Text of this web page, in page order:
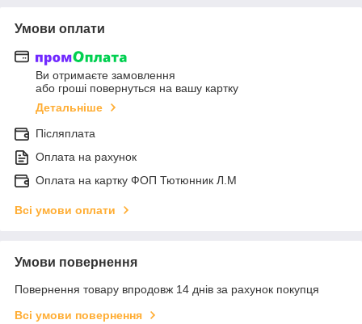
Умови оплати
Ви отримаєте замовлення
або гроші повернуться на вашу картку
Детальніше
Післяплата
Оплата на рахунок
Оплата на картку ФОП Тютюнник Л.М
Всі умови оплати
Умови повернення
Повернення товару впродовж 14 днів за рахунок покупця
Всі умови повернення